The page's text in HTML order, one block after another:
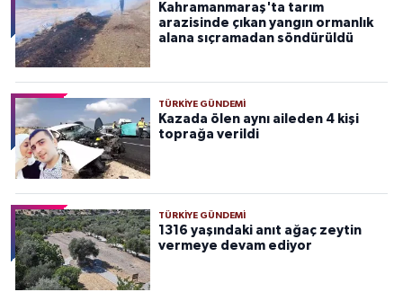
Kahramanmaraş'ta tarım
arazisinde çıkan yangın ormanlık
alana sıçramadan söndürüldü
TÜRKIYE GÜNDEMI
Kazada ölen aynı aileden 4 kişi
toprağa verildi
TÜRKIYE GÜNDEMI
1316 yaşındaki anıt ağaç zeytin
vermeye devam ediyor